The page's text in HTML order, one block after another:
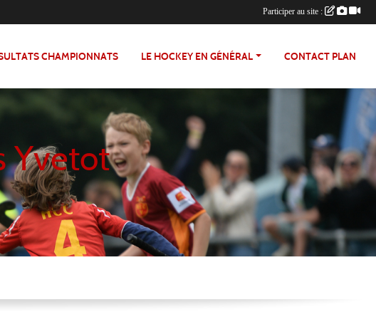
CHAMPIONNATS LE HOCKEY EN GÉNÉRAL CONTACT PLAN
Yvetot
Participer au site :